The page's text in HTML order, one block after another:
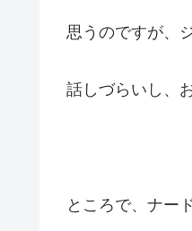
思うのですが、
話しづらいし、
ところで、ナー